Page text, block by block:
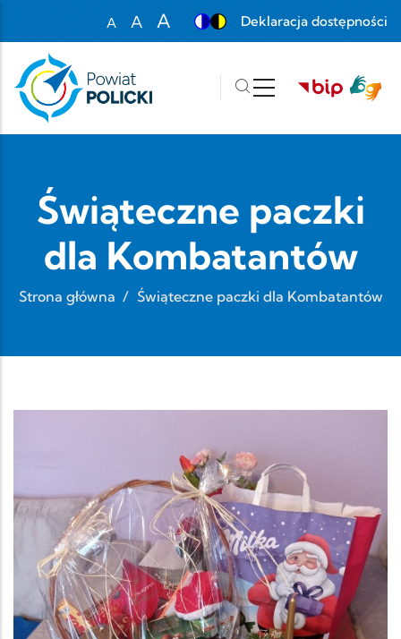
A
Set font size to 100%
A
A
Deklaracja dostępności
Świąteczne paczki
dla Kombatantów
Strona główna / Świąteczne paczki dla Kombatantów